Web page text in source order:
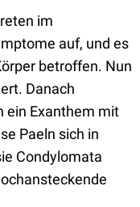
im
auf, und es
betroffen. Nun
Danach
ein Exanthem mit
Paeln sich in
Condylomata